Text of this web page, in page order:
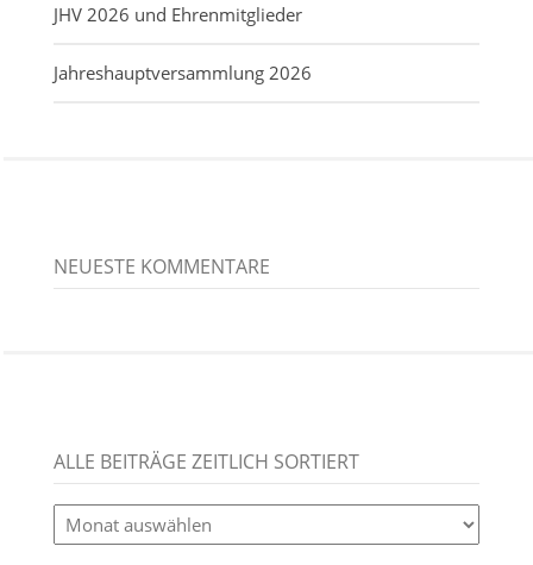
JHV 2026 und Ehrenmitglieder
Jahreshauptversammlung 2026
NEUESTE KOMMENTARE
ALLE BEITRÄGE ZEITLICH SORTIERT
alle
Beiträge
zeitlich